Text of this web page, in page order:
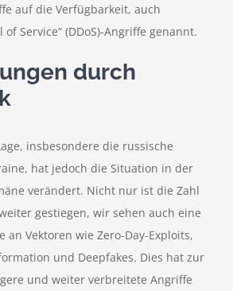
auf die Verfügbarkeit, auch
Service“ (DDoS)-Angriffe genannt.
durch
insbesondere die russische
hat jedoch die Situation in der
verändert. Nicht nur ist die Zahl
gestiegen, wir sehen auch eine
an Vektoren wie Zero-Day-Exploits,
und Deepfakes. Dies hat zur
und weiter verbreitete Angriffe